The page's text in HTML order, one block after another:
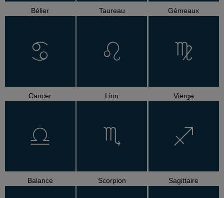
Bélier Taureau Gémeaux
Cancer Lion Vierge
Balance Scorpion Sagittaire